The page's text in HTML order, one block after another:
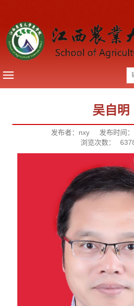
吴自明
发布者：nxy
发布时间
浏览次数：